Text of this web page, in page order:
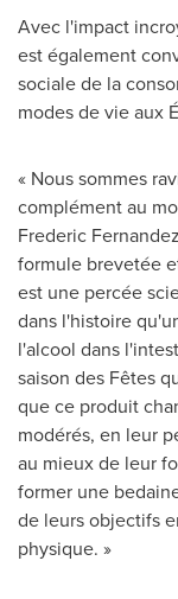
Avec l'impact
est également
sociale de la
modes de vie aux
« Nous sommes
complément au
Frederic
formule brevetée
est une percée
dans l'histoire
l'alcool dans
saison des Fêtes
que ce produit
modérés, en leur
au mieux de leur
former une
de leurs objectifs
physique. »